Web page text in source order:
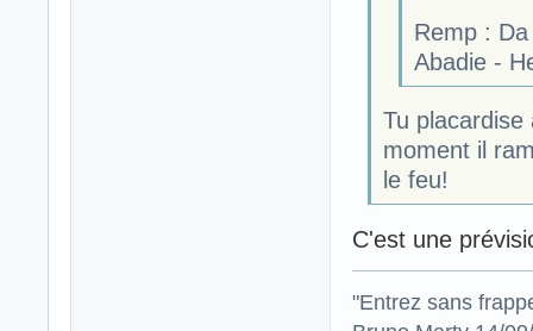
Remp :
Abadie -
Tu
moment il
le feu!
C'est une
"Entrez sans